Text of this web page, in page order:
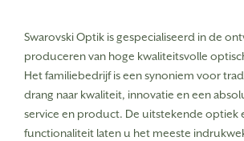
Swarovski Optik is gespecialiseerd in de
produceren van hoge kwaliteitsvolle
Het familiebedrijf is een synoniem voor
drang naar kwaliteit, innovatie en een
service en product. De uitstekende optiek
functionaliteit laten u het meeste